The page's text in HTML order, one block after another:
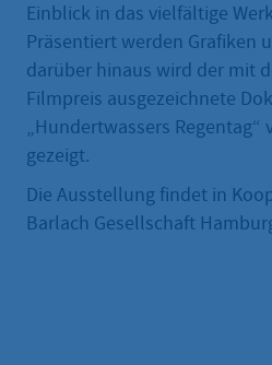
Einblick in das vielfältige
Präsentiert werden Grafiken
darüber hinaus wird der mit
Filmpreis ausgezeichnete
„Hundertwassers Regentag“
gezeigt.
Die Ausstellung findet in
Barlach Gesellschaft